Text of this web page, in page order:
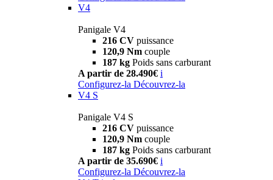
V4
Panigale V4
216 CV puissance
120,9 Nm couple
187 kg Poids sans carburant
A partir de 28.490€ i
Configurez-la Découvrez-la
V4 S
Panigale V4 S
216 CV puissance
120,9 Nm couple
187 kg Poids sans carburant
A partir de 35.690€ i
Configurez-la Découvrez-la